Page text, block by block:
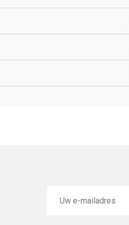
mailadres